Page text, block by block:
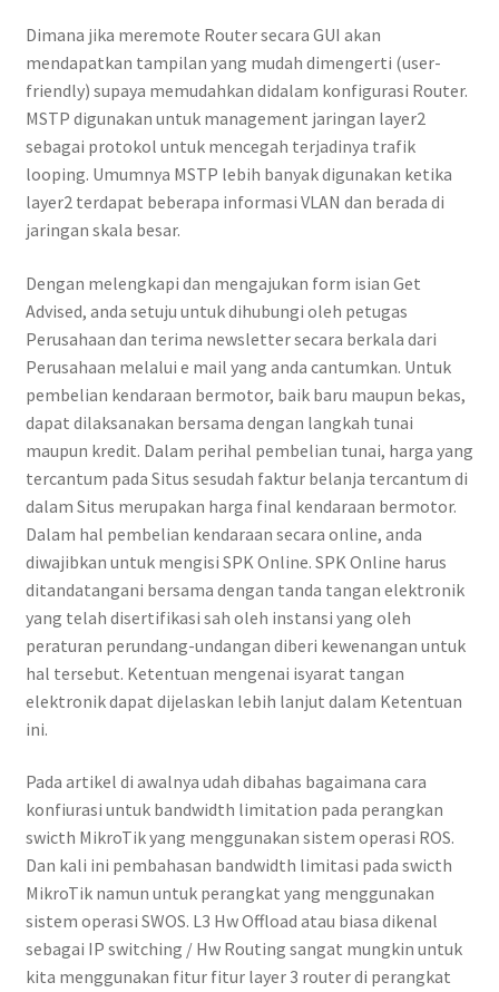
Dimana jika meremote Router secara GUI akan
mendapatkan tampilan yang mudah dimengerti (user-
friendly) supaya memudahkan didalam konfigurasi Router.
MSTP digunakan untuk management jaringan layer2
sebagai protokol untuk mencegah terjadinya trafik
looping. Umumnya MSTP lebih banyak digunakan ketika
layer2 terdapat beberapa informasi VLAN dan berada di
jaringan skala besar.
Dengan melengkapi dan mengajukan form isian Get
Advised, anda setuju untuk dihubungi oleh petugas
Perusahaan dan terima newsletter secara berkala dari
Perusahaan melalui e mail yang anda cantumkan. Untuk
pembelian kendaraan bermotor, baik baru maupun bekas,
dapat dilaksanakan bersama dengan langkah tunai
maupun kredit. Dalam perihal pembelian tunai, harga yang
tercantum pada Situs sesudah faktur belanja tercantum di
dalam Situs merupakan harga final kendaraan bermotor.
Dalam hal pembelian kendaraan secara online, anda
diwajibkan untuk mengisi SPK Online. SPK Online harus
ditandatangani bersama dengan tanda tangan elektronik
yang telah disertifikasi sah oleh instansi yang oleh
peraturan perundang-undangan diberi kewenangan untuk
hal tersebut. Ketentuan mengenai isyarat tangan
elektronik dapat dijelaskan lebih lanjut dalam Ketentuan
ini.
Pada artikel di awalnya udah dibahas bagaimana cara
konfiurasi untuk bandwidth limitation pada perangkan
swicth MikroTik yang menggunakan sistem operasi ROS.
Dan kali ini pembahasan bandwidth limitasi pada swicth
MikroTik namun untuk perangkat yang menggunakan
sistem operasi SWOS. L3 Hw Offload atau biasa dikenal
sebagai IP switching / Hw Routing sangat mungkin untuk
kita menggunakan fitur fitur layer 3 router di perangkat